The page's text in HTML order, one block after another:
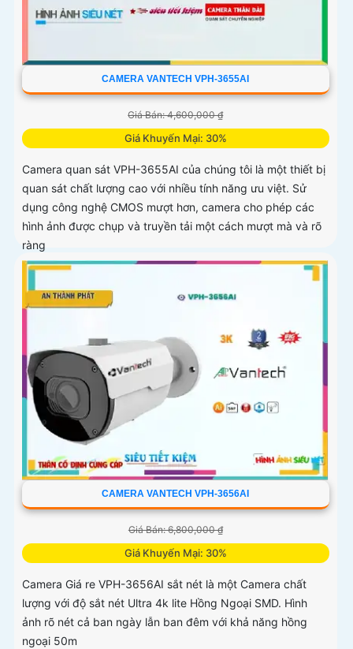
CAMERA VANTECH VPH-3655AI
Giá Bán: 4,600,000 ₫
Giá Khuyến Mại: 30%
Camera quan sát VPH-3655AI của chúng tôi là một thiết bị
quan sát chất lượng cao với nhiều tính năng ưu việt. Sử
dụng công nghệ CMOS mượt hơn, camera cho phép các
hình ảnh được chụp và truyền tải một cách mượt mà và rõ
ràng
CAMERA VANTECH VPH-3656AI
Giá Bán: 6,800,000 ₫
Giá Khuyến Mại: 30%
Camera Giá re VPH-3656AI sắt nét là một Camera chất
lượng với độ sắt nét Ultra 4k lite Hồng Ngoại SMD. Hình
ảnh rõ nét cả ban ngày lẫn ban đêm với khả năng hồng
ngoại 50m